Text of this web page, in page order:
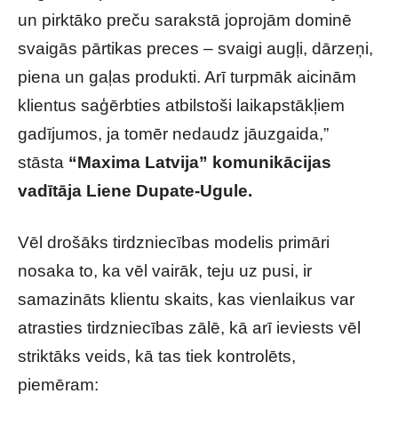
un pirktāko preču sarakstā joprojām dominē
svaigās pārtikas preces – svaigi augļi, dārzeņi,
piena un gaļas produkti. Arī turpmāk aicinām
klientus saģērbties atbilstoši laikapstākļiem
gadījumos, ja tomēr nedaudz jāuzgaida,”
stāsta “Maxima Latvija” komunikācijas
vadītāja Liene Dupate-Ugule.
Vēl drošāks tirdzniecības modelis primāri
nosaka to, ka vēl vairāk, teju uz pusi, ir
samazināts klientu skaits, kas vienlaikus var
atrasties tirdzniecības zālē, kā arī ieviests vēl
striktāks veids, kā tas tiek kontrolēts,
piemēram: